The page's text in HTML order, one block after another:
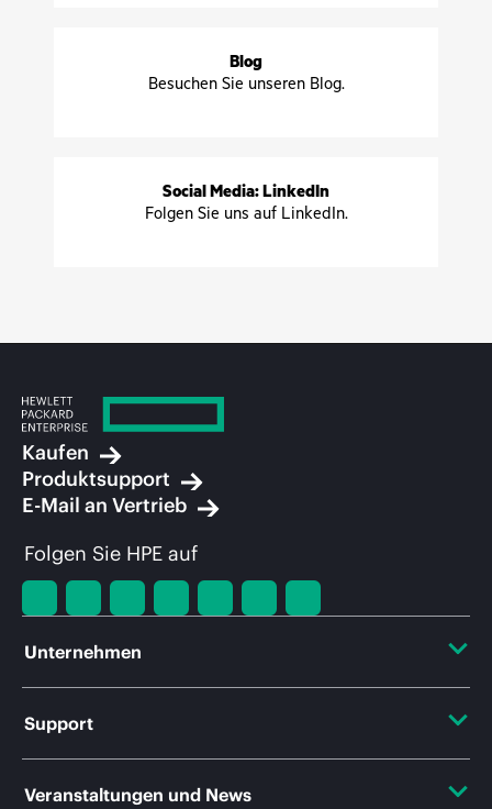
Blog
Besuchen Sie unseren Blog.
Social Media: LinkedIn
Folgen Sie uns auf LinkedIn.
Kaufen
Produktsupport
E-Mail an Vertrieb
Folgen Sie HPE auf
Unternehmen
Zugänglichkeit (Produkte/Services)
Support
Veranstaltungen und News